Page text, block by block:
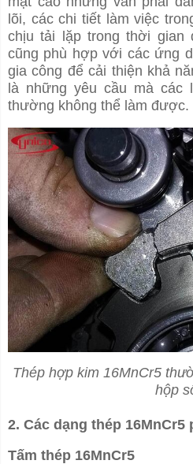
lõi, các chi tiết làm việc
chịu tải lặp trong thời gian
cũng phù hợp với các ứng
gia công để cải thiện khả
là những yêu cầu mà các
thường không thể làm được.
Thép hợp kim 16MnCr5
hộp
2. Các dạng thép 16MnCr5
Tấm thép 16MnCr5